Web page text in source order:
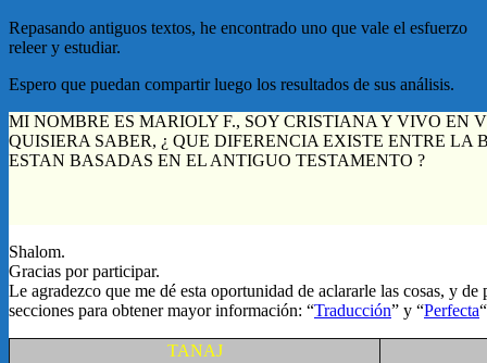
Repasando antiguos textos, he encontrado uno que vale el esfuerzo
releer y estudiar.
Espero que puedan compartir luego los resultados de sus análisis.
MI NOMBRE ES MARIOLY F., SOY CRISTIANA Y VIVO EN
QUISIERA SABER, ¿ QUE DIFERENCIA EXISTE ENTRE LA
ESTAN BASADAS EN EL ANTIGUO TESTAMENTO ?
Shalom.
Gracias por participar.
Le agradezco que me dé esta oportunidad de aclararle las cosas, y de
secciones para obtener mayor información: “Traducción” y “Perfecta
TANAJ